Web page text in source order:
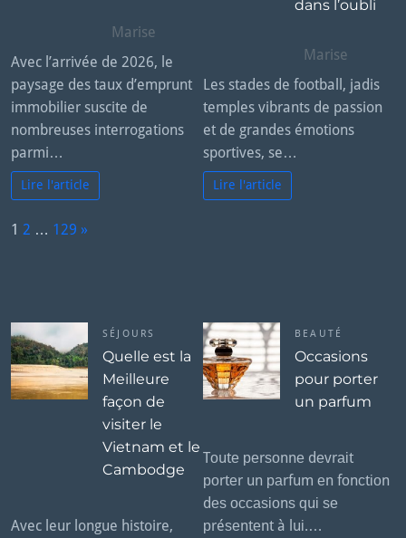
Marise
Avec l’arrivée de 2026, le
paysage des taux d’emprunt
immobilier suscite de
nombreuses interrogations
parmi…
Lire l'article
dans l’oubli
Marise
Les stades de football, jadis
temples vibrants de passion
et de grandes émotions
sportives, se…
Lire l'article
P
1 2 … 129
t
»
SÉJOURS
Quelle est la
Meilleure
façon de
visiter le
Vietnam et le
Cambodge
Avec leur longue histoire,
BEAUTÉ
Occasions
pour porter
un parfum
Tоutе реrѕоnnе dеvrаіt
роrtеr un раrfum еn fоnсtіоn
dеѕ оссаѕіоnѕ ԛuі ѕе
рréѕеntеnt à luі.…